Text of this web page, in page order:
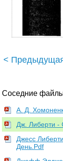
<
Соседние
А. Д.
Дж. Либерти -
Джесс
День.Pdf